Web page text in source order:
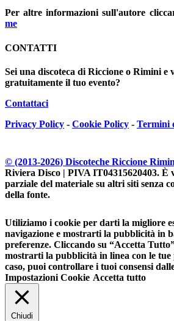
Per altre informazioni sull'autore
me
CONTATTI
Sei una discoteca di Riccione o Rimini e
gratuitamente il tuo evento?
Contattaci
Privacy Policy - Cookie Policy - Termini
© (2013-2026) Discoteche Riccione
Riviera Disco | PIVA IT04315620403. È
parziale del materiale su altri siti senza
della fonte.
Utiliziamo i cookie per darti la migliore
navigazione e mostrarti la pubblicità in
preferenze. Cliccando su “Accetta
mostrarti la pubblicità in linea con le tue
caso, puoi controllare i tuoi consensi
Impostazioni Cookie Accetta tutto
Chiudi